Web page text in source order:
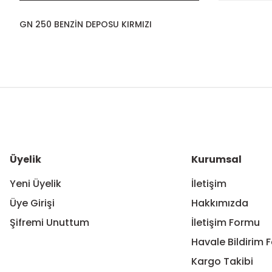
GN 250 BENZİN DEPOSU KIRMIZI
Ürün bilgilerinde hatalar bulunuyor.
Üyelik
Yeni Üyelik
Üye Girişi
Şifremi Unuttum
Kurumsal
İletişim
Hakkımızda
İletişim Formu
Havale Bildirim
Kargo Takibi